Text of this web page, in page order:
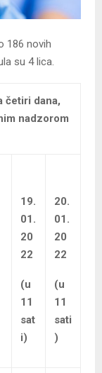
186 novih
su 4 lica.
četiri dana,
nadzorom
19.
01.
20
22
(u
11
sat
i)
20.
01.
20
22
(u
11
sati
)